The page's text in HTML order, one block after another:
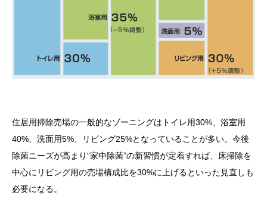
住居用掃除売場の一般的なゾーニングはトイレ用30%、浴室用
40%、洗面用5%、リビング25%となっていることが多い。今後
除菌ニーズが高まり“家中除菌”の新習慣が定着すれば、床掃除を
中心にリビング用の売場構成比を30%に上げるといった見直しも
必要になる。